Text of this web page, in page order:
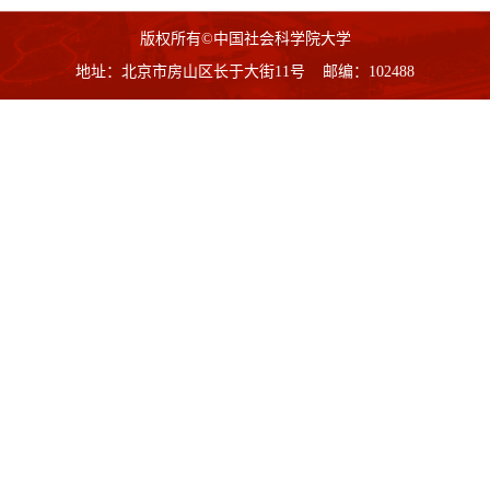
版权所有©中国社会科学院大学
地址：北京市房山区长于大街11号 邮编：102488